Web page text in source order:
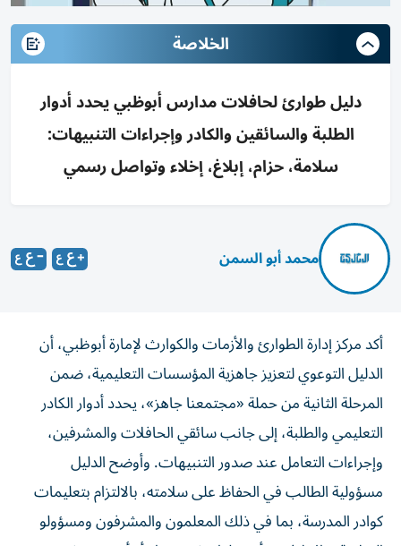
الخلاصة
دليل طوارئ لحافلات مدارس أبوظبي يحدد أدوار
الطلبة والسائقين والكادر وإجراءات التنبيهات:
سلامة، حزام، إبلاغ، إخلاء وتواصل رسمي
محمد أبو السمن
أكد مركز إدارة الطوارئ والأزمات والكوارث لإمارة أبوظبي، أن
الدليل التوعوي لتعزيز جاهزية المؤسسات التعليمية، ضمن
المرحلة الثانية من حملة «مجتمعنا جاهز»، يحدد أدوار الكادر
التعليمي والطلبة، إلى جانب سائقي الحافلات والمشرفين،
وإجراءات التعامل عند صدور التنبيهات. وأوضح الدليل
مسؤولية الطالب في الحفاظ على سلامته، بالالتزام بتعليمات
كوادر المدرسة، بما في ذلك المعلمون والمشرفون ومسؤولو